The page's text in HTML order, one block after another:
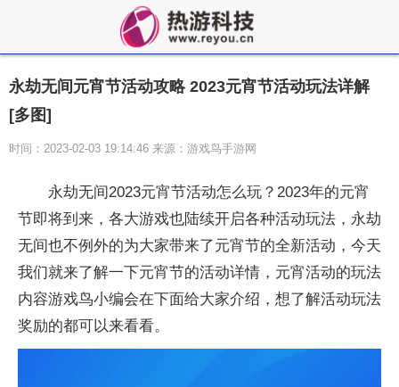
永劫无间元宵节活动攻略 2023元宵节活动玩法详解
[多图]
时间：2023-02-03 19:14:46 来源：游戏鸟手游网
永劫无间2023元宵节活动怎么玩？2023年的元宵
节即将到来，各大游戏也陆续开启各种活动玩法，永劫
无间也不例外的为大家带来了元宵节的全新活动，今天
我们就来了解一下元宵节的活动详情，元宵活动的玩法
内容游戏鸟小编会在下面给大家介绍，想了解活动玩法
奖励的都可以来看看。